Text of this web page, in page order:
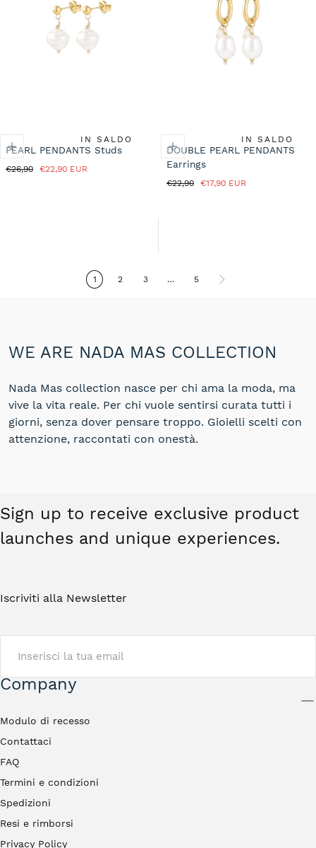
IN SALDO
PEARL PENDANTS Studs
Prezzo
€26,90
Prezzo
€22,90 EUR
IN SALDO
DOUBLE PEARL PENDANTS
Earrings
Prezzo
€22,90
Prezzo
€17,90 EUR
1 2 3 … 5
WE ARE NADA MAS COLLECTION
Nada Mas collection nasce per chi ama la moda, ma
vive la vita reale. Per chi vuole sentirsi curata tutti i
giorni, senza dover pensare troppo. Gioielli scelti con
attenzione, raccontati con onestà.
Sign up to receive exclusive product
launches and unique experiences.
Iscriviti alla Newsletter
EMAIL
Company
Modulo di recesso
Contattaci
FAQ
Termini e condizioni
Spedizioni
Resi e rimborsi
Privacy Policy